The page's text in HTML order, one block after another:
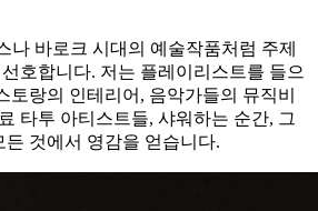
나 바로크 시대의 예술작품처럼 주제
호합니다. 저는 플레이리스트를 들으
토랑의 인테리어, 음악가들의 뮤직비
타투 아티스트들, 샤워하는 순간, 그
것에서 영감을 얻습니다.